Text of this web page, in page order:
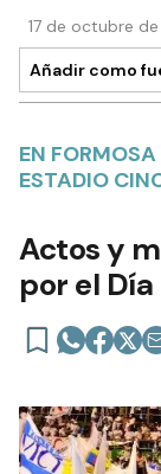
17 de octubre
Añadir como
EN FORMOSA
ESTADIO
Actos y
por el